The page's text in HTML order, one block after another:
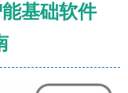
基础软件